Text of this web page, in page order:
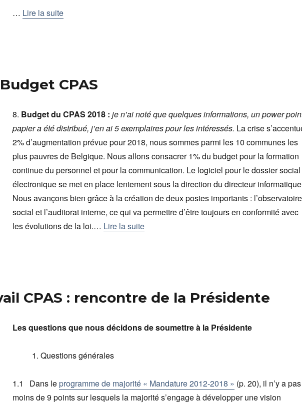
… Lire la suite
Budget CPAS
8. Budget du CPAS 2018 : je n’ai noté que quelques informations, un power
papier a été distribué, j’en ai 5 exemplaires pour les intéressés. La crise
2% d’augmentation prévue pour 2018, nous sommes parmi les 10 communes les
plus pauvres de Belgique. Nous allons consacrer 1% du budget pour la formation
continue du personnel et pour la communication. Le logiciel pour le dossier social
électronique se met en place lentement sous la direction du directeur
Nous avançons bien grâce à la création de deux postes importants : l’observatoire
social et l’auditorat interne, ce qui va permettre d’être toujours en conformité avec
les évolutions de la loi.… Lire la suite
CPAS : rencontre de la Présidente
Les questions que nous décidons de soumettre à la Présidente
Questions générales
1.1 Dans leprogramme de majorité « Mandature 2012-2018 » (p. 20), il n’y a pas
moins de 9 points sur lesquels la majorité s’engage à développer une vision